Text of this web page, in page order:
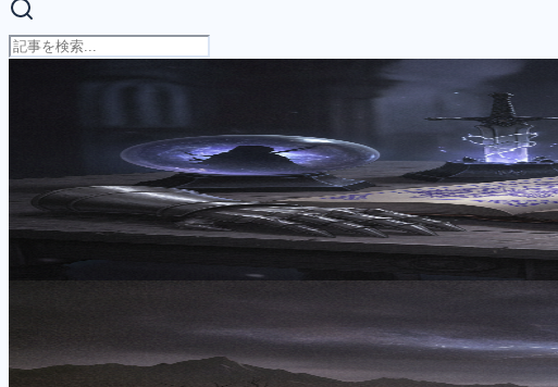
世界観が深いダークファンタジーアニメ名作
アニメ・ライトノベル解説ライター月城アキラが、世界観が深いダ
ガイド。
2026年8月3日
救いのないダークファンタジーアニメの心